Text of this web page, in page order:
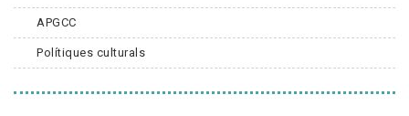
APGCC
Polítiques culturals